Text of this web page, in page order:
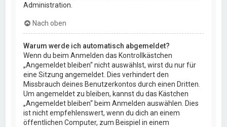
Administration.
Nach oben
Warum werde ich automatisch abgemeldet?
Wenn du beim Anmelden das Kontrollkästchen
„Angemeldet bleiben“ nicht auswählst, wirst du nur für
eine Sitzung angemeldet. Dies verhindert den
Missbrauch deines Benutzerkontos durch einen Dritten.
Um angemeldet zu bleiben, kannst du das Kästchen
„Angemeldet bleiben“ beim Anmelden auswählen. Dies
ist nicht empfehlenswert, wenn du dich an einem
öffentlichen Computer, zum Beispiel in einem